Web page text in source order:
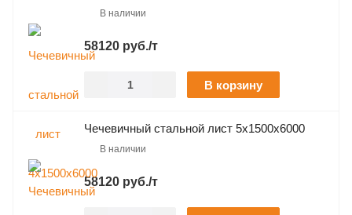
В наличии
58120 руб./т
В корзину
Чечевичный стальной лист 5х1500х6000
В наличии
58120 руб./т